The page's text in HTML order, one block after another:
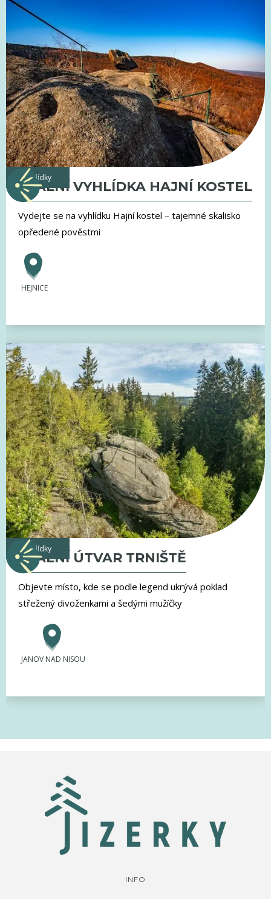
vyhlídky
SKALNÍ VYHLÍDKA HAJNÍ KOSTEL
Vydejte se na vyhlídku Hajní kostel – tajemné skalisko
opředené pověstmi
HEJNICE
vyhlídky
SKALNÍ ÚTVAR TRNIŠTĚ
Objevte místo, kde se podle legend ukrývá poklad
střežený divoženkami a šedými mužíčky
JANOV NAD NISOU
INFO